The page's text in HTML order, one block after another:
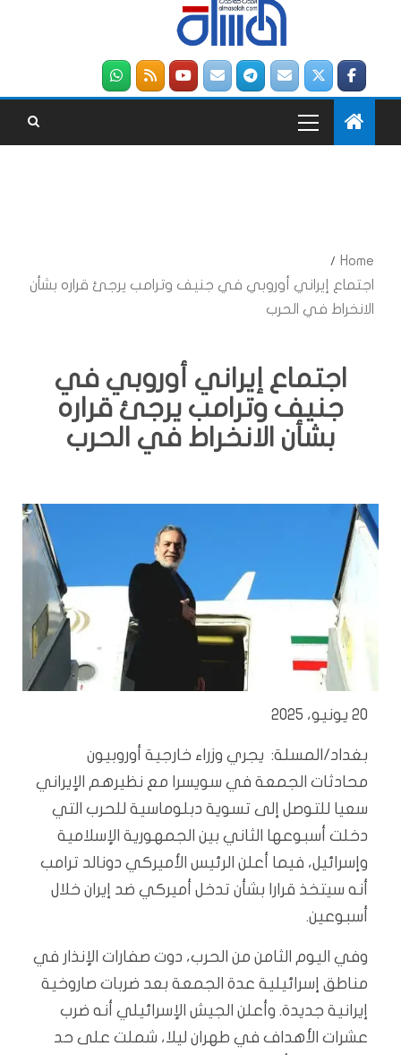
Home
اجتماع إيراني أوروبي في جنيف وترامب يرجئ قراره بشأن
الانخراط في الحرب
اجتماع إيراني أوروبي في
جنيف وترامب يرجئ قراره
بشأن الانخراط في الحرب
20 يونيو، 2025
بغداد/المسلة: يجري وزراء خارجية أوروبيون
محادثات الجمعة في سويسرا مع نظيرهم الإيراني
سعيا للتوصل إلى تسوية دبلوماسية للحرب التي
دخلت أسبوعها الثاني بين الجمهورية الإسلامية
وإسرائيل، فيما أعلن الرئيس الأميركي دونالد ترامب
أنه سيتخذ قرارا بشأن تدخل أميركي ضد إيران خلال
أسبوعين.
وفي اليوم الثامن من الحرب، دوت صفارات الإنذار في
مناطق إسرائيلية عدة الجمعة بعد ضربات صاروخية
إيرانية جديدة. وأعلن الجيش الإسرائيلي أنه ضرب
عشرات الأهداف في طهران ليلا، شملت على حد